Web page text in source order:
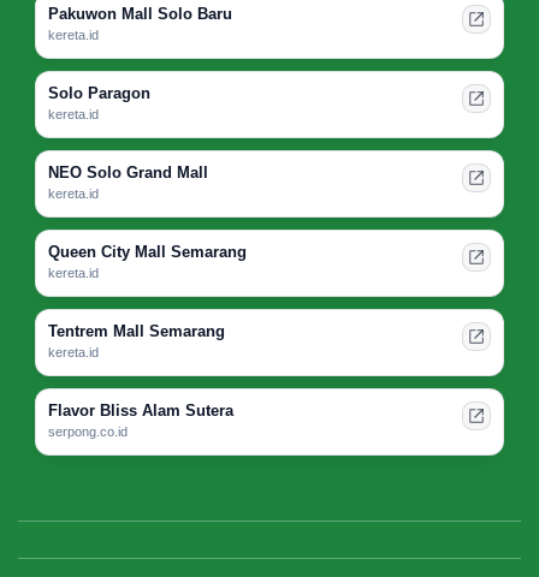
Pakuwon Mall Solo Baru
kereta.id
Solo Paragon
kereta.id
NEO Solo Grand Mall
kereta.id
Queen City Mall Semarang
kereta.id
Tentrem Mall Semarang
kereta.id
Flavor Bliss Alam Sutera
serpong.co.id